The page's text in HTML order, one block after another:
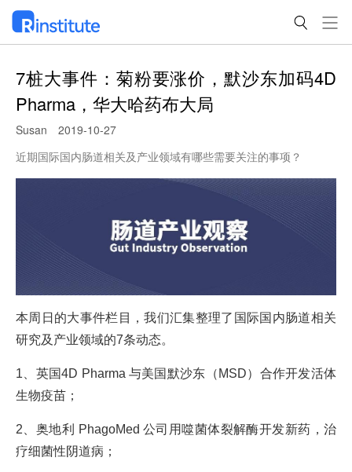
7桩大事件：菊粉要涨价，默沙东加码4D
Pharma，华大哈药布大局
Susan
2019-10-27
近期国际国内肠道相关及产业领域有哪些需要关注的事项？
本周日的大事件栏目，我们汇集整理了国际国内肠道相关
研究及产业领域的7条动态。
1、英国4D Pharma 与美国默沙东（MSD）合作开发活体
生物疫苗；
2、奥地利 PhagoMed 公司用噬菌体裂解酶开发新药，治
疗细菌性阴道病；